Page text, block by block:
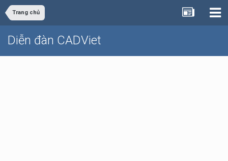
Trang chủ
Diễn đàn CADViet